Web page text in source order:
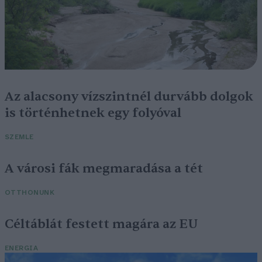
Az alacsony vízszintnél durvább dolgok
is történhetnek egy folyóval
SZEMLE
A városi fák megmaradása a tét
OTTHONUNK
Céltáblát festett magára az EU
ENERGIA